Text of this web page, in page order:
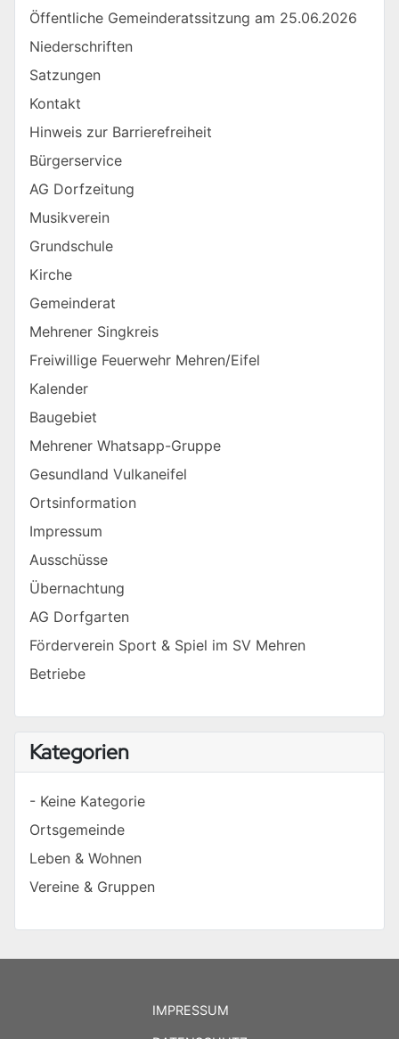
Öffentliche Gemeinderatssitzung am 25.06.2026
Niederschriften
Satzungen
Kontakt
Hinweis zur Barrierefreiheit
Bürgerservice
AG Dorfzeitung
Musikverein
Grundschule
Kirche
Gemeinderat
Mehrener Singkreis
Freiwillige Feuerwehr Mehren/Eifel
Kalender
Baugebiet
Mehrener Whatsapp-Gruppe
Gesundland Vulkaneifel
Ortsinformation
Impressum
Ausschüsse
Übernachtung
AG Dorfgarten
Förderverein Sport & Spiel im SV Mehren
Betriebe
Kategorien
- Keine Kategorie
Ortsgemeinde
Leben & Wohnen
Vereine & Gruppen
IMPRESSUM